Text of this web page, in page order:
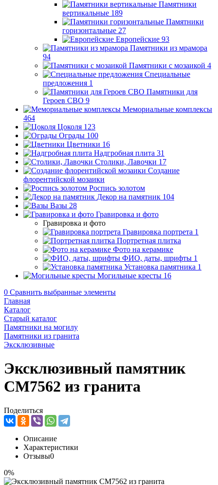
Памятники
вертикальные 189
Памятники
горизонтальные 27
Европейские 93
Памятники из мрамора
94
Памятники с мозаикой 4
Специальные
предложения 1
Памятники для
Героев СВО 9
Мемориальные комплексы
464
Цоколя 123
Ограды 100
Цветники 16
Надгробная плита 31
Столики, Лавочки 17
Создание
флорентийской мозаики
Роспись золотом
Декор на памятник 104
Вазы 28
Гравировка и фото
Гравировка и фото
Гравировка портрета 1
Портретная плитка
Фото на керамике
ФИО, даты, шрифты 1
Установка памятника 1
Могильные кресты 16
0 Сравнить выбранные элементы
Главная
Каталог
Старый каталог
Памятники на могилу
Памятники из гранита
Эксклюзивные
Эксклюзивный памятник
CM7562 из гранита
Поделиться
Описание
Характеристики
Отзывы0
0%